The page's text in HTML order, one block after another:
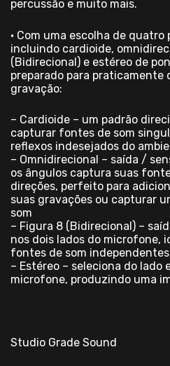
percussão e muito mais.
• Com uma escolha de quatro
incluindo cardioide,
(Bidirecional) e estéreo de
preparado para praticamente
gravação:
– Cardioide – um padrão
capturar fontes de som
reflexos indesejados do
– Omnidirecional – saída /
os ângulos captura suas
direções, perfeito para
suas gravações ou capturar
som
– Figura 8 (Bidirecional) –
nos dois lados do microfone,
fontes de som
– Estéreo – seleciona do lado
microfone, produzindo uma
Studio Grade Sound